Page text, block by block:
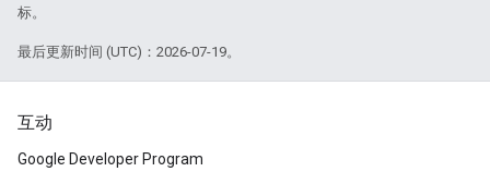
标。
最后更新时间 (UTC)：2026-07-19。
互动
Google Developer Program